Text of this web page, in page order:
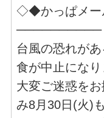
◇◆かっぱメ
──────────
台風の恐れが
食が中止になり
大変ご迷惑を
み8月30日(火)